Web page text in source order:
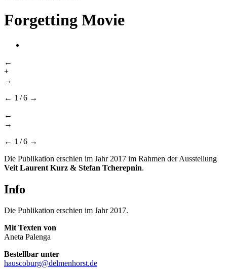
Forgetting Movie
←
+
→
← 1 /6 →
←
→
← 1 /6 →
Die Publikation erschien im Jahr 2017 im Rahmen der Ausstellung
Veit Laurent Kurz & Stefan Tcherepnin.
Info
Die Publikation erschien im Jahr 2017.
Mit Texten von
Aneta Palenga
Bestellbar unter
hauscoburg@delmenhorst.de